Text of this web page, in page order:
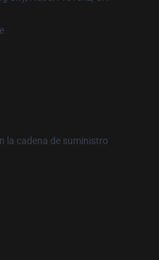
la cadena de suministro